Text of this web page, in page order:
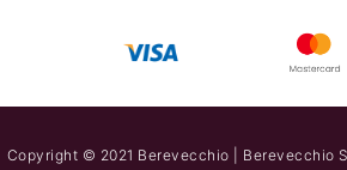
Copyright © 2021 Berevecchio | Berevecchio